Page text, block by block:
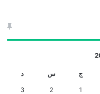
ج س د
1
2
3